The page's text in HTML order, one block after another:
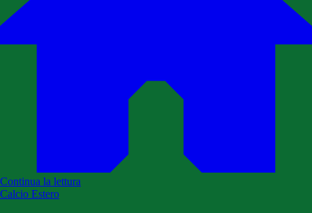
Continua la lettura
Calcio Estero